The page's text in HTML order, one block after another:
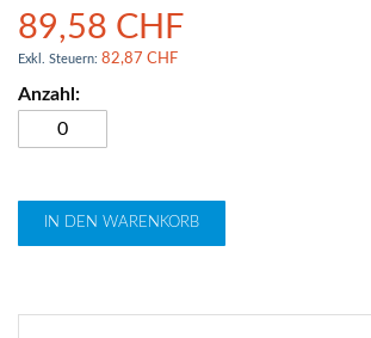
89,58 CHF
82,87 CHF
IN DEN WARENKORB